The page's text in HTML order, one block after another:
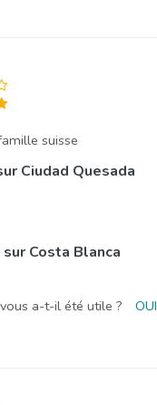
suisse
Ciudad Quesada
Costa Blanca
a-t-il été utile ? OUI